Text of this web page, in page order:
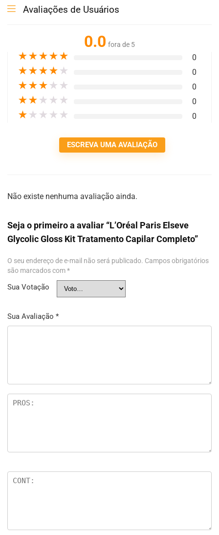
Avaliações de Usuários
0.0 fora de 5
★★★★★ 0
★★★★ ★ 0
★★★ ★ ★ 0
★★ ★ ★ ★ 0
★ ★ ★ ★ ★ 0
ESCREVA UMA AVALIAÇÃO
Não existe nenhuma avaliação ainda.
Seja o primeiro a avaliar “L’Oréal Paris Elseve
Glycolic Gloss Kit Tratamento Capilar Completo”
O seu endereço de e-mail não será publicado. Campos obrigatórios
são marcados com*
Sua Votação
Sua Avaliação *